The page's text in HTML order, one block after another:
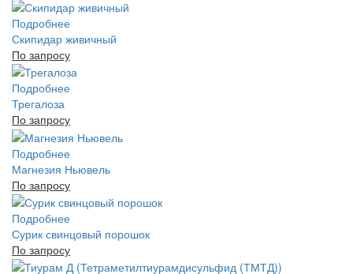
Подробнее
Скипидар живичный
По запросу
Подробнее
Трегалоза
По запросу
Подробнее
Магнезия Ньювель
По запросу
Подробнее
Сурик свинцовый порошок
По запросу